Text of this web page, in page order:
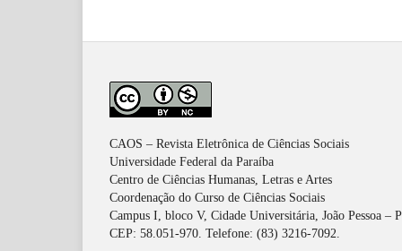
CAOS – Revista Eletrônica de Ciências Sociais
Universidade Federal da Paraíba
Centro de Ciências Humanas, Letras e Artes
Coordenação do Curso de Ciências Sociais
Campus I, bloco V, Cidade Universitária, João Pessoa –
CEP: 58.051-970. Telefone: (83) 3216-7092.